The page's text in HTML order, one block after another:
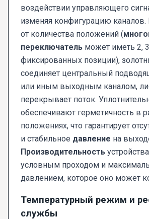
воздействии управляющего
изменяя конфигурацию каналов.
от количества положений (
переключатель может иметь 2,
фиксированных позиции),
соединяет центральный
или иным выходным каналом,
перекрывает поток.
обеспечивают герметичность в
положениях, что гарантирует
и стабильное давление на
Производительность
условным проходом и
давлением, которое оно может
Температурный режим и
службы